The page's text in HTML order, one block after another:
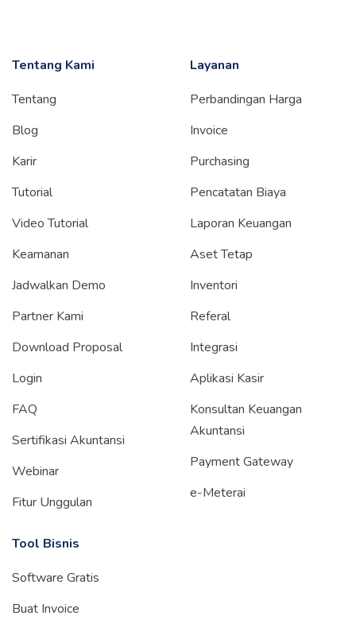
Tentang Kami
Tentang
Blog
Karir
Tutorial
Video Tutorial
Keamanan
Jadwalkan Demo
Partner Kami
Download Proposal
Login
FAQ
Sertifikasi Akuntansi
Webinar
Fitur Unggulan
Layanan
Perbandingan Harga
Invoice
Purchasing
Pencatatan Biaya
Laporan Keuangan
Aset Tetap
Inventori
Referal
Integrasi
Aplikasi Kasir
Konsultan Keuangan
Akuntansi
Payment Gateway
e-Meterai
Tool Bisnis
Software Gratis
Buat Invoice